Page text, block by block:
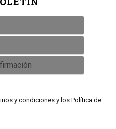
y condicionesy los Política de